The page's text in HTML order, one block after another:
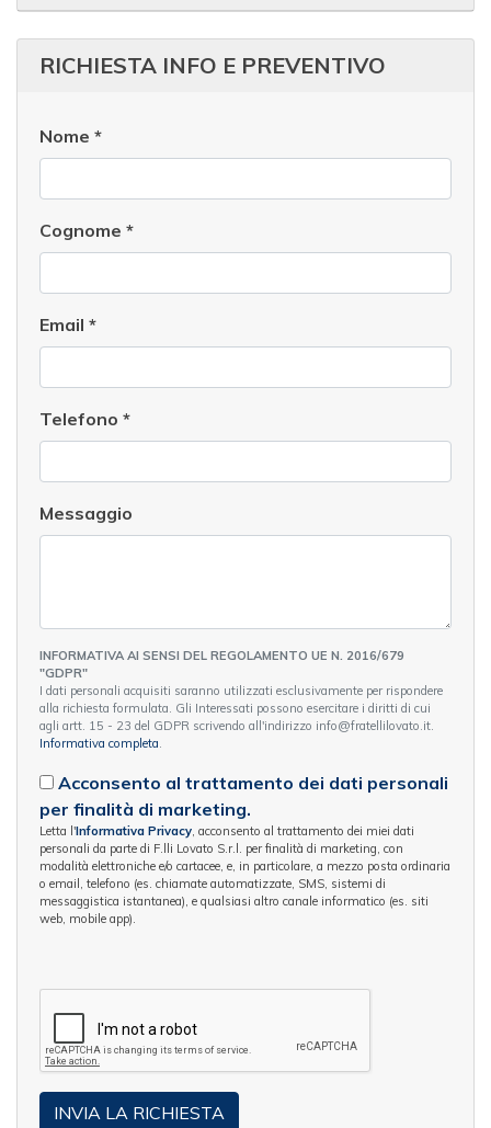
RICHIESTA INFO E PREVENTIVO
Nome *
Cognome *
Email *
Telefono *
Messaggio
INFORMATIVA AI SENSI DEL REGOLAMENTO UE N. 2016/679
"GDPR"
I dati personali acquisiti saranno utilizzati esclusivamente per rispondere
alla richiesta formulata. Gli Interessati possono esercitare i diritti di cui
agli artt. 15 - 23 del GDPR scrivendo all'indirizzo info@fratellilovato.it.
Informativa completa.
Acconsento al trattamento dei dati personali
per finalità di marketing.
Letta l'Informativa Privacy, acconsento al trattamento dei miei dati
personali da parte di F.lli Lovato S.r.l. per finalità di marketing, con
modalità elettroniche e/o cartacee, e, in particolare, a mezzo posta ordinaria
o email, telefono (es. chiamate automatizzate, SMS, sistemi di
messaggistica istantanea), e qualsiasi altro canale informatico (es. siti
web, mobile app).